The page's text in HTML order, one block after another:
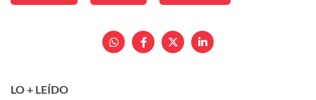
LO + LEÍDO